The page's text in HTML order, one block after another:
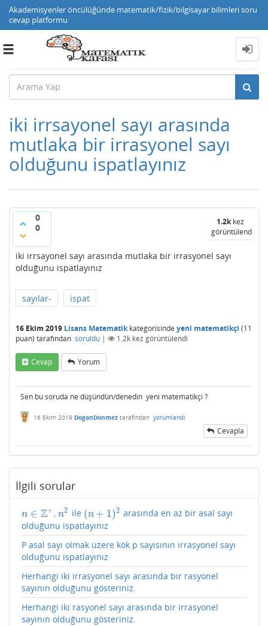
Akademisyenler öncülüğünde matematik/fizik/bilgisayar bilimleri soru
cevap platformu
Toggle
iki irrsayonel sayı arasında
mutlaka bir irrasyonel sayı
olduğunu ispatlayınız
0
0
1.2kkez
görüntülendi
iki irrsayonel sayı arasında mutlaka bir irrasyonel sayı
olduğunu ispatlayınız
sayılar- ispat
16 Ekim 2019 Lisans Matematikkategorisinde yeni matematikçi (11
puan) tarafından soruldu | 1.2k kez görüntülendi
Cevap Yorum
Sen bu soruda ne düşündün/denedin yeni matematikçi ?
16 Ekim 2019 DoganDonmez tarafından yorumlandı
Cevapla
İlgili sorular
n ∈ Z+
n∈Z + ,n2
n2 ile (n + 1)2
(n+ 1)2
arasında en az bir asal sayı
olduğunu ispatlayınız
P asal sayı olmak üzere kök p sayısının irrasyonel sayı
olduğunu ispatlayınız
Herhangi iki irrasyonel sayı arasında bir rasyonel
sayının olduğunu gösteriniz.
Herhangi iki rasyonel sayı arasında bir irrasyonel
sayının olduğunu gösteriniz.